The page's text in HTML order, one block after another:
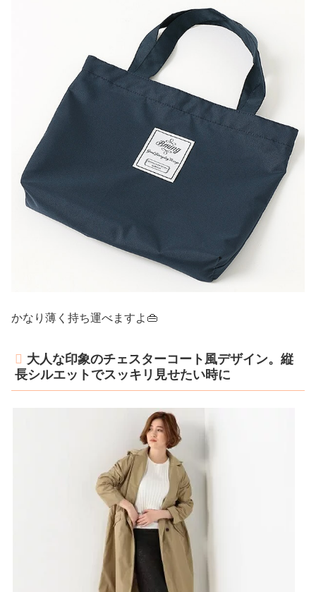
かなり薄く持ち運べますよ👜
大人な印象のチェスターコート風デザイン。縦
長シルエットでスッキリ見せたい時に